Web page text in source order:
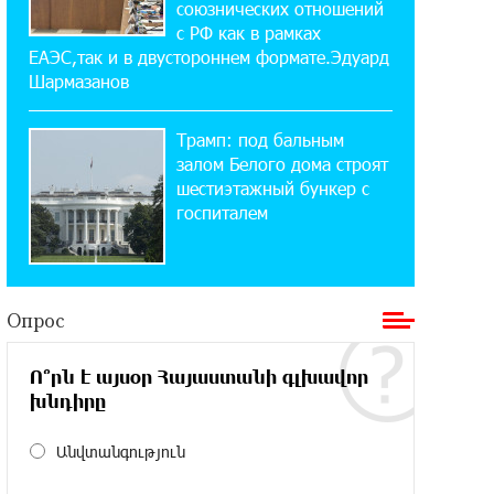
«Давидбекских играх»:
Idram&IDBank
Кругом война. А вас вводят в
заблуждение. Аршак Карапетян
16:32:52 20-07-2026
Центр продаж и обслуживания Ucom
в Егварде возобновил работу по
новому адресу — ул. Ереванян, 3/47
До 25% idcoin-ов при покупке
авиабилетов Flyone: Idram&IDBank
Ucom и Microsoft Innovation Center
союзнических отношений
с РФ как в рамках
ЕАЭС,так и в двустороннем формате.Эдуард
Шармазанов
Трамп: под бальным
залом Белого дома строят
шестиэтажный бункер с
госпиталем
Опрос
Ո՞րն է այսօր Հայաստանի գլխավոր
խնդիրը
Անվտանգություն